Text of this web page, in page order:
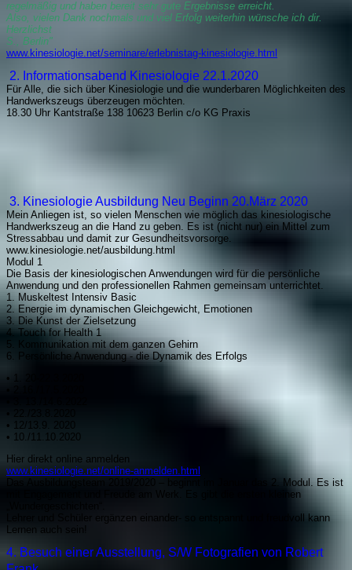
regelmäßig und haben bereit sehr gute Ergebnisse erreicht.
Also, vielen Dank nochmals und viel Erfolg weiterhin wünsche ich dir.
Herzlichst
S., Berlin"
www.kinesiologie.net/seminare/erlebnistag-kinesiologie.html
2. Informationsabend Kinesiologie 22.1.2020
Für Alle, die sich über Kinesiologie und die wunderbaren Möglichkeiten des
Handwerkszeugs überzeugen möchten.
18.30 Uhr Kantstraße 138 10623 Berlin c/o KG Praxis
3. Kinesiologie Ausbildung Neu Beginn 20.März 2020
Mein Anliegen ist, so vielen Menschen wie möglich das kinesiologische
Handwerkszeug an die Hand zu geben. Es ist (nicht nur) ein Mittel zum
Stressabbau und damit zur Gesundheitsvorsorge.
www.kinesiologie.net/ausbildung.html
Modul 1
Die Basis der kinesiologischen Anwendungen wird für die persönliche
Anwendung und den professionellen Rahmen gemeinsam unterrichtet.
1. Muskeltest Intensiv Basic
2. Energie im dynamischen Gleichgewicht, Emotionen
3. Die Kunst der Zielsetzung
4. Touch for Health 1
5. Kommunikation mit dem ganzen Gehirn
6. Persönliche Anwendung - die Dynamik des Erfolgs
• 1. 20-22.3.2020
• 12/13.9. 2020
• 10./11.10.2020
Hier direkt online anmelden
www.kinesiologie.net/online-anmelden.html
Das Ausbildungsteam 2019/2020 – beginnt im Januar das 2. Modul. Es ist
mit Engagement und Freude am Werk. Es gibt die ersten kleinen
Lehrer und Schüler ergänzen einander- so entspannt und freudvoll kann
Lernen auch sein!
4. Besuch einer Ausstellung, S/W Fotografien von Robert